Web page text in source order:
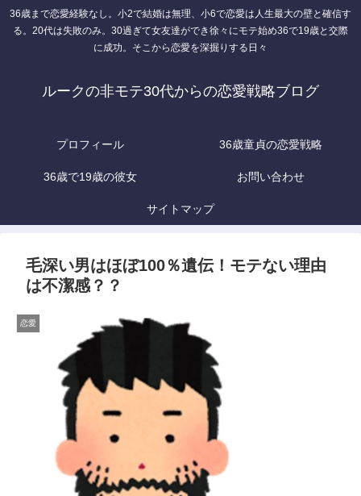
36歳まで恋愛経験なし。小2で結婚は無理、小6で恋愛は人生最大の壁と確信す
る。20代は失敗のみ。30過ぎて女友達ができ徐々にモテ始め36で19歳と交際
に成功。そこから恋愛を深掘りする日々
ルークの非モテ30代からの恋愛戦略ブログ
プロフィール 36歳童貞の恋愛戦略
36歳で19歳の彼女 お問い合わせ
サイトマップ
毛深い男はほぼ100％遺伝！モテない理由
は不潔感？？
恋愛